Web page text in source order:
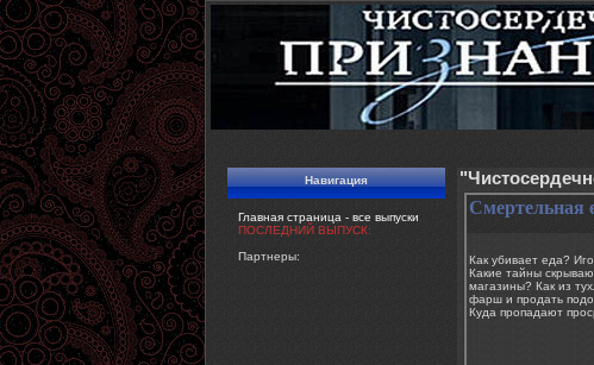
Навигация
Главная страница - все выпуски
ПОСЛЕДНИЙ ВЫПУСК:
Партнеры:
Смертельная
Как убивает еда?
Какие тайны
магазины? Как из
фарш и продать
Куда пропадают